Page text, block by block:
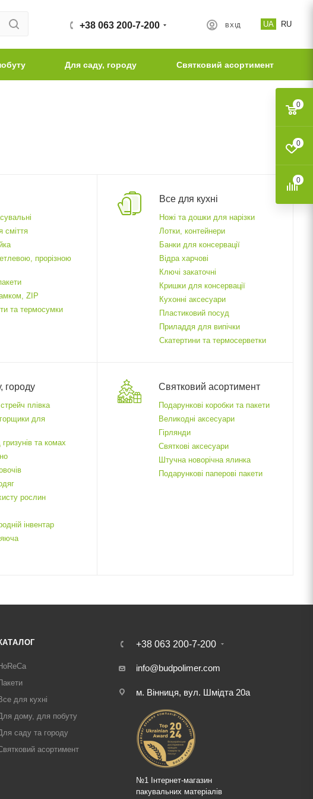
UA RU
ВХІД
+38 063 200-7-200
Для саду, городу Святковий асортимент
сміття
прорізною
ZIP
та термосумки
Все для кухні
Ножі та дошки для нарізки
Лотки, контейнери
Банки для консервації
Відра харчові
Ключі закаточні
Кришки для консервації
Кухонні аксесуари
Пластиковий посуд
Приладдя для випічки
Скатертини та термосерветки
городу
плівка
для
та комах
рослин
інвентар
Святковий асортимент
Подарункові коробки та пакети
Великодні аксесуари
Гірлянди
Святкові аксесуари
Штучна новорічна ялинка
Подарункові паперові пакети
для кухні
дому, для побуту
саду та городу
асортимент
+38 063 200-7-200
info@budpolimer.com
м. Вінниця, вул. Шмідта 20а
№1 Інтернет-магазин
пакувальних матеріалів
0
0
0